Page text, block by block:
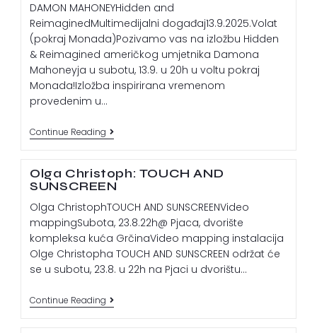
DAMON MAHONEYHidden and
ReimaginedMultimedijalni događaj13.9.2025.Volat
(pokraj Monada)Pozivamo vas na izložbu Hidden
& Reimagined američkog umjetnika Damona
Mahoneyja u subotu, 13.9. u 20h u voltu pokraj
Monada!Izložba inspirirana vremenom
provedenim u…
Continue Reading
Olga Christoph: TOUCH AND
SUNSCREEN
Olga ChristophTOUCH AND SUNSCREENVideo
mappingSubota, 23.8.22h@ Pjaca, dvorište
kompleksa kuća GrčinaVideo mapping instalacija
Olge Christopha TOUCH AND SUNSCREEN održat će
se u subotu, 23.8. u 22h na Pjaci u dvorištu…
Continue Reading